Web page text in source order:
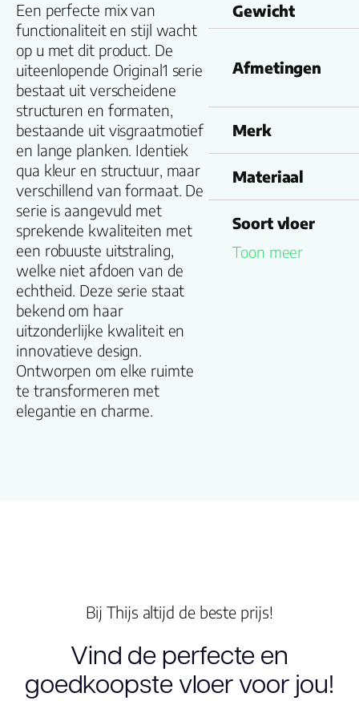
Een perfecte mix van
functionaliteit en stijl wacht
op u met dit product. De
uiteenlopende Original1 serie
bestaat uit verscheidene
structuren en formaten,
bestaande uit visgraatmotief
en lange planken. Identiek
qua kleur en structuur, maar
verschillend van formaat. De
serie is aangevuld met
sprekende kwaliteiten met
een robuuste uitstraling,
welke niet afdoen van de
echtheid. Deze serie staat
bekend om haar
uitzonderlijke kwaliteit en
innovatieve design.
Ontworpen om elke ruimte
te transformeren met
elegantie en charme.
Gewicht
Afmetingen
Merk
Materiaal
Soort vloer
Dikte toplaag
Toon meer
Bij Thijs altijd de beste prijs!
Vind de perfecte en
goedkoopste vloer voor jou!